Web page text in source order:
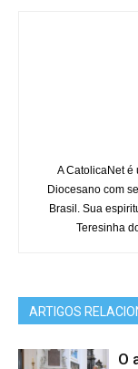
A CatolicaNet é
Diocesano com
Brasil. Sua
Teresinha
ARTIGOS
O